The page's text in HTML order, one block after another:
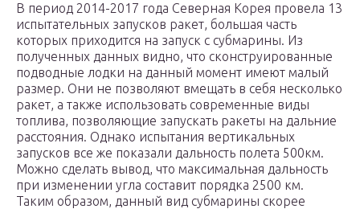
В период 2014-2017 года Северная Корея провела 13
испытательных запусков ракет, большая часть
которых приходится на запуск с субмарины. Из
полученных данных видно, что сконструированные
подводные лодки на данный момент имеют малый
размер. Они не позволяют вмещать в себя несколько
ракет, а также использовать современные виды
топлива, позволяющие запускать ракеты на дальние
расстояния. Однако испытания вертикальных
запусков все же показали дальность полета 500км.
Можно сделать вывод, что максимальная дальность
при изменении угла составит порядка 2500 км.
Таким образом, данный вид субмарины скорее